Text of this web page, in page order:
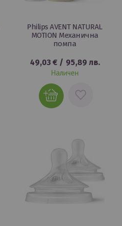
Philips AVENT NATURAL
MOTION Механична
помпа
49,03 €/ 95,89 лв.
Наличен
ДОБАВИ